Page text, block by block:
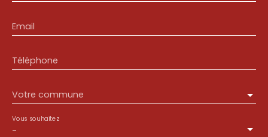
Email
Téléphone
Votre commune
-
Vous souhaitez